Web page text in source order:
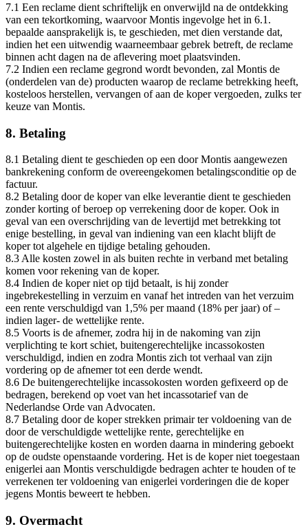
7.1 Een reclame dient schriftelijk en onverwijld na de ontdekking
van een tekortkoming, waarvoor Montis ingevolge het in 6.1.
bepaalde aansprakelijk is, te geschieden, met dien verstande dat,
indien het een uitwendig waarneembaar gebrek betreft, de reclame
binnen acht dagen na de aflevering moet plaatsvinden.
7.2 Indien een reclame gegrond wordt bevonden, zal Montis de
(onderdelen van de) producten waarop de reclame betrekking heeft,
kosteloos herstellen, vervangen of aan de koper vergoeden, zulks ter
keuze van Montis.
8. Betaling
8.1 Betaling dient te geschieden op een door Montis aangewezen
bankrekening conform de overeengekomen betalingsconditie op de
factuur.
8.2 Betaling door de koper van elke leverantie dient te geschieden
zonder korting of beroep op verrekening door de koper. Ook in
geval van een overschrijding van de levertijd met betrekking tot
enige bestelling, in geval van indiening van een klacht blijft de
koper tot algehele en tijdige betaling gehouden.
8.3 Alle kosten zowel in als buiten rechte in verband met betaling
komen voor rekening van de koper.
8.4 Indien de koper niet op tijd betaalt, is hij zonder
ingebrekestelling in verzuim en vanaf het intreden van het verzuim
een rente verschuldigd van 1,5% per maand (18% per jaar) of –
indien lager- de wettelijke rente.
8.5 Voorts is de afnemer, zodra hij in de nakoming van zijn
verplichting te kort schiet, buitengerechtelijke incassokosten
verschuldigd, indien en zodra Montis zich tot verhaal van zijn
vordering op de afnemer tot een derde wendt.
8.6 De buitengerechtelijke incassokosten worden gefixeerd op de
bedragen, berekend op voet van het incassotarief van de
Nederlandse Orde van Advocaten.
8.7 Betaling door de koper strekken primair ter voldoening van de
door de verschuldigde wettelijke rente, gerechtelijke en
buitengerechtelijke kosten en worden daarna in mindering geboekt
op de oudste openstaande vordering. Het is de koper niet toegestaan
enigerlei aan Montis verschuldigde bedragen achter te houden of te
verrekenen ter voldoening van enigerlei vorderingen die de koper
jegens Montis beweert te hebben.
9. Overmacht